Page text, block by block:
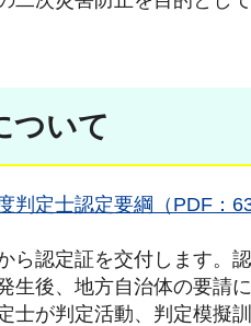
ついて
判定士認定要綱（PDF：
ら認定証を交付します。
生後、地方自治体の要請
士が判定活動、判定模擬